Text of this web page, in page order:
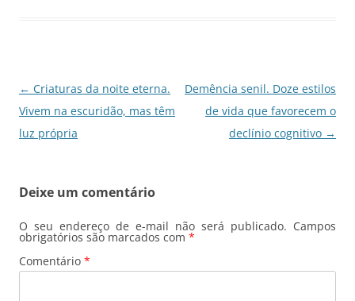
k
Navegação
de
posts
← Criaturas da noite eterna.
Vivem na escuridão, mas têm
luz própria
Demência senil. Doze estilos
de vida que favorecem o
declínio cognitivo →
Deixe um comentário
O seu endereço de e-mail não será publicado. Campos
obrigatórios são marcados com *
Comentário *